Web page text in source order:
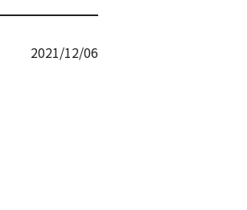
2021/12/06